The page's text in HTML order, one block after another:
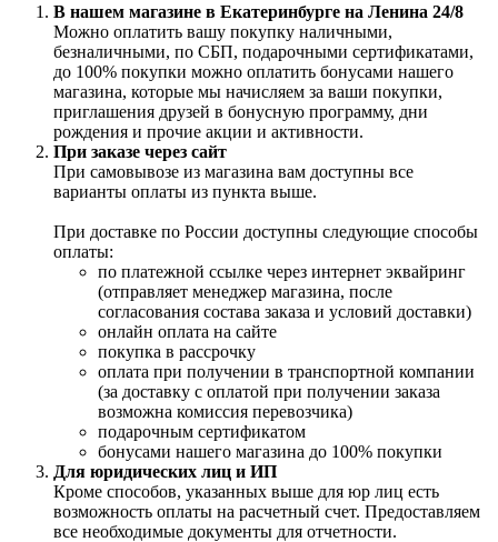
В нашем магазине в Екатеринбурге на Ленина 24/8
Можно оплатить вашу покупку наличными,
безналичными, по СБП, подарочными сертификатами,
до 100% покупки можно оплатить бонусами нашего
магазина, которые мы начисляем за ваши покупки,
приглашения друзей в бонусную программу, дни
рождения и прочие акции и активности.
При заказе через сайт
При самовывозе из магазина вам доступны все
варианты оплаты из пункта выше.
При доставке по России доступны следующие способы
оплаты:
по платежной ссылке через интернет эквайринг
(отправляет менеджер магазина, после
согласования состава заказа и условий доставки)
онлайн оплата на сайте
покупка в рассрочку
оплата при получении в транспортной компании
(за доставку с оплатой при получении заказа
возможна комиссия перевозчика)
подарочным сертификатом
бонусами нашего магазина до 100% покупки
Для юридических лиц и ИП
Кроме способов, указанных выше для юр лиц есть
возможность оплаты на расчетный счет. Предоставляем
все необходимые документы для отчетности.